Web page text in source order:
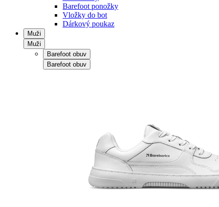
Barefoot ponožky
Vložky do bot
Dárkový poukaz
Muži
Muži
Barefoot obuv
Barefoot obuv